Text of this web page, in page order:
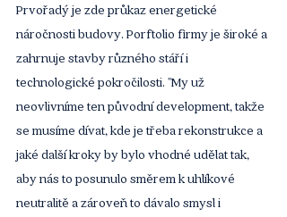
Prvořadý je zde průkaz energetické
náročnosti budovy. Porftolio firmy je široké a
zahrnuje stavby různého stáří i
technologické pokročilosti. "My už
neovlivníme ten původní development, takže
se musíme dívat, kde je třeba rekonstrukce a
jaké další kroky by bylo vhodné udělat tak,
aby nás to posunulo směrem k uhlíkové
neutralitě a zároveň to dávalo smysl i